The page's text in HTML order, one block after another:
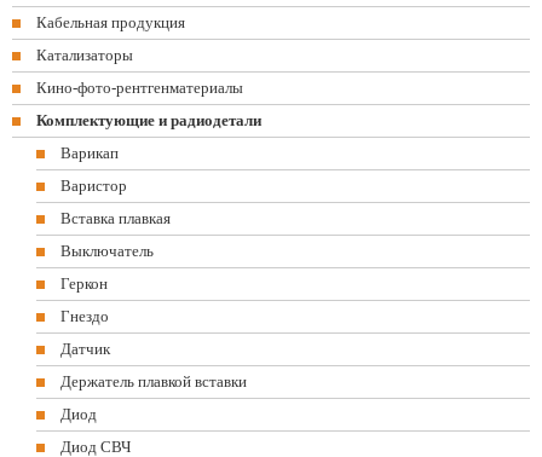
Кабельная продукция
Катализаторы
Кино-фото-рентгенматериалы
Комплектующие и радиодетали
Варикап
Варистор
Вставка плавкая
Выключатель
Геркон
Гнездо
Датчик
Держатель плавкой вставки
Диод
Диод СВЧ